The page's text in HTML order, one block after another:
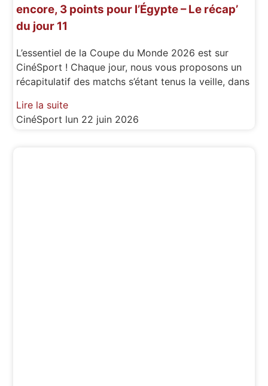
encore, 3 points pour l’Égypte – Le récap’
du jour 11
L’essentiel de la Coupe du Monde 2026 est sur
CinéSport ! Chaque jour, nous vous proposons un
récapitulatif des matchs s’étant tenus la veille, dans
Lire la suite
CinéSport lun 22 juin 2026